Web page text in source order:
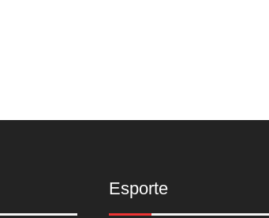
Esporte